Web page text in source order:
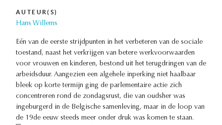
AUTEUR(S)
Hans Willems
Eén van de eerste strijdpunten in het verbeteren van de sociale
toestand, naast het verkrijgen van betere werkvoorwaarden
voor vrouwen en kinderen, bestond uit het terugdringen van de
arbeidsduur. Aangezien een algehele inperking niet haalbaar
bleek op korte termijn ging de parlementaire actie zich
concentreren rond de zondagsrust, die van oudsher was
ingeburgerd in de Belgische samenleving, maar in de loop van
de 19de eeuw steeds meer onder druk was komen te staan.